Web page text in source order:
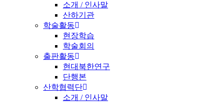
소개 / 인사말
산하기관
학술활동
현장학습
학술회의
출판활동
현대북한연구
단행본
산학협력단
소개 / 인사말